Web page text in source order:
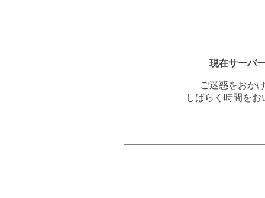
現在サーバ
ご迷惑をおか
しばらく時間を